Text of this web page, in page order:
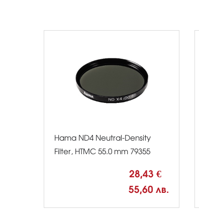
Hama ND4 Neutral-Density
Filter, HTMC 55.0 mm 79355
28,43 €
55,60 лв.